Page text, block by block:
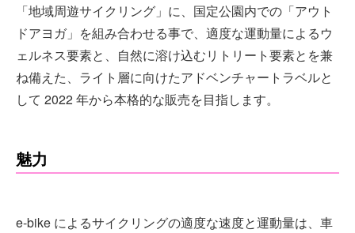
「地域周遊サイクリング」に、国定公園内での「アウト
ドアヨガ」を組み合わせる事で、適度な運動量によるウ
ェルネス要素と、自然に溶け込むリトリート要素とを兼
ね備えた、ライト層に向けたアドベンチャートラベルと
して 2022 年から本格的な販売を目指します。
魅力
e-bike によるサイクリングの適度な速度と運動量は、車